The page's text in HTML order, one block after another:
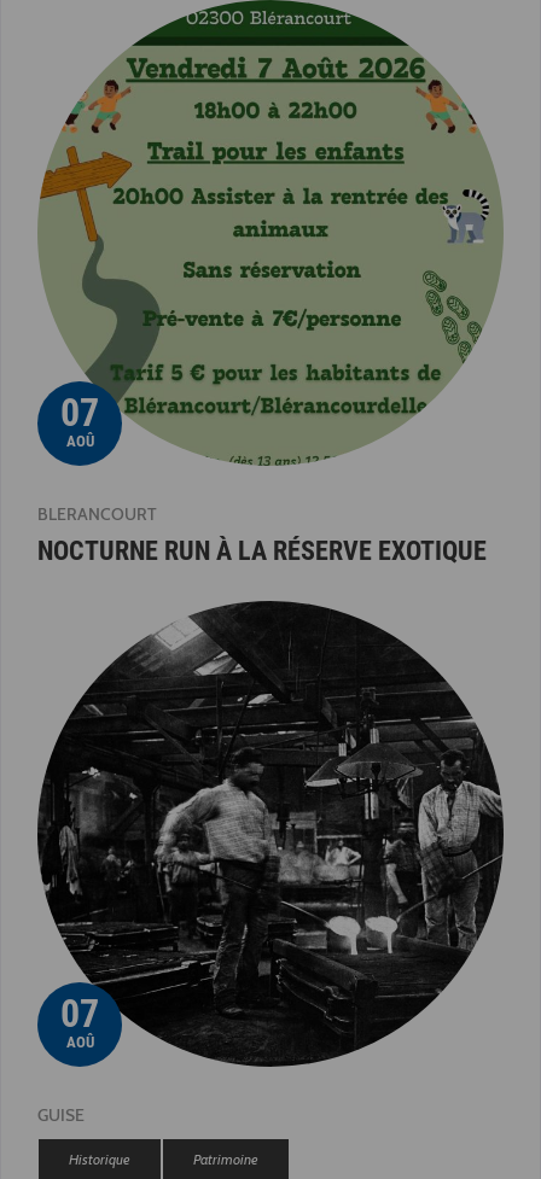
07
AOÛ
BLERANCOURT
NOCTURNE RUN À LA RÉSERVE EXOTIQUE
07
AOÛ
GUISE
Historique Patrimoine